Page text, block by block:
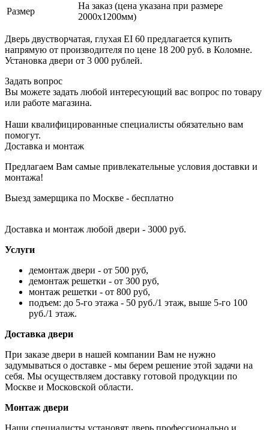
Размер
На заказ (цена указана при размере
2000х1200мм)
Дверь двустворчатая, глухая EI 60 предлагается купить
напрямую от производителя по цене 18 200 руб. в Коломне.
Установка двери от 3 000 рублей.
Задать вопрос
Вы можете задать любой интересующий вас вопрос по товару
или работе магазина.
Наши квалифицированные специалисты обязательно вам
помогут.
Доставка и монтаж
Предлагаем Вам самые привлекательные условия доставки и
монтажа!
Выезд замерщика по Москве - бесплатно
Доставка и монтаж любой двери - 3000 руб.
Услуги
демонтаж двери - от 500 руб,
демонтаж решетки - от 300 руб,
монтаж решетки - от 800 руб,
подъем: до 5-го этажа - 50 руб./1 этаж, выше 5-го 100
руб./1 этаж.
Доставка двери
При заказе двери в нашей компании Вам не нужно
задумываться о доставке - мы берем решение этой задачи на
себя. Мы осуществляем доставку готовой продукции по
Москве и Московской области.
Монтаж двери